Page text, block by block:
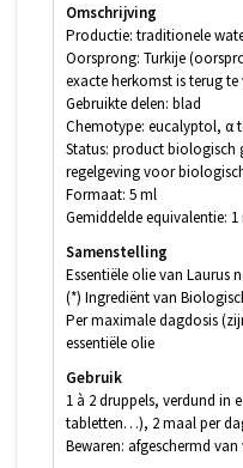
Omschrijving
Productie: traditionele
Oorsprong: Turkije
exacte herkomst is terug
Gebruikte delen: blad
Chemotype: eucalyptol, α
Status: product biologisch
regelgeving voor
Formaat: 5 ml
Gemiddelde equivalentie: 1
Samenstelling
Essentiële olie van Laurus
(*) Ingrediënt van
Per maximale dagdosis
essentiële olie
Gebruik
1 à 2 druppels, verdund in
tabletten…), 2 maal per
Bewaren: afgeschermd